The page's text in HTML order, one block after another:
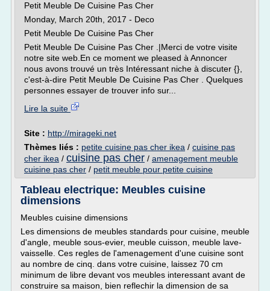
Petit Meuble De Cuisine Pas Cher
Monday, March 20th, 2017 - Deco
Petit Meuble De Cuisine Pas Cher
Petit Meuble De Cuisine Pas Cher .|Merci de votre visite
notre site web.En ce moment we pleased à Annoncer
nous avons trouvé un très Intéressant niche à discuter {},
c'est-à-dire Petit Meuble De Cuisine Pas Cher . Quelques
personnes essayer de trouver info sur...
Lire la suite
Site : http://mirageki.net
Thèmes liés : petite cuisine pas cher ikea / cuisine pas
cher ikea / cuisine pas cher / amenagement meuble
cuisine pas cher / petit meuble pour petite cuisine
Tableau electrique: Meubles cuisine
dimensions
Meubles cuisine dimensions
Les dimensions de meubles standards pour cuisine, meuble
d'angle, meuble sous-evier, meuble cuisson, meuble lave-
vaisselle. Ces regles de l'amenagement d'une cuisine sont
au nombre de cinq. dans votre cuisine, laissez 70 cm
minimum de libre devant vos meubles interessant avant de
construire sa maison, bien reflechir la dimension de sa